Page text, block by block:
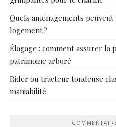
Quels aménagements
logement ?
Élagage : comment assurer la
patrimoine arboré
Rider ou tracteur tondeuse
maniabilité